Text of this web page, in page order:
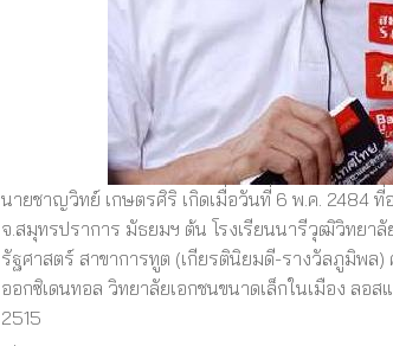
นายชาญวิทย์ เกษตรศิริ เกิดเมื่อวันที่ 6 พ.ค. 2484 ที่
จ.สมุทรปราการ มัธยมฯ ต้น โรงเรียนนารีวุฒิวิทยา
รัฐศาสตร์ สาขาการทูต (เกียรตินิยมดี-รางวัลภูมิพ
ออกซิเดนทอล วิทยาลัยเอกชนขนาดเล็กในเมือง ล
2515